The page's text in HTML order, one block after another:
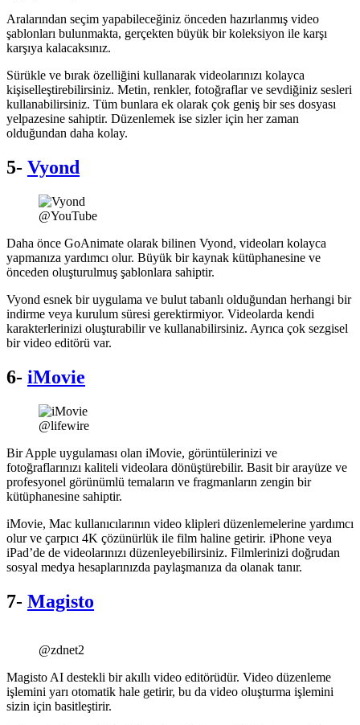
Aralarından seçim yapabileceğiniz önceden hazırlanmış video
şablonları bulunmakta, gerçekten büyük bir koleksiyon ile karşı
karşıya kalacaksınız.
Sürükle ve bırak özelliğini kullanarak videolarınızı kolayca
kişiselleştirebilirsiniz. Metin, renkler, fotoğraflar ve sevdiğiniz sesleri
kullanabilirsiniz. Tüm bunlara ek olarak çok geniş bir ses dosyası
yelpazesine sahiptir. Düzenlemek ise sizler için her zaman
olduğundan daha kolay.
5- Vyond
@YouTube
Daha önce GoAnimate olarak bilinen Vyond, videoları kolayca
yapmanıza yardımcı olur. Büyük bir kaynak kütüphanesine ve
önceden oluşturulmuş şablonlara sahiptir.
Vyond esnek bir uygulama ve bulut tabanlı olduğundan herhangi bir
indirme veya kurulum süresi gerektirmiyor. Videolarda kendi
karakterlerinizi oluşturabilir ve kullanabilirsiniz. Ayrıca çok sezgisel
bir video editörü var.
6- iMovie
@lifewire
Bir Apple uygulaması olan iMovie, görüntülerinizi ve
fotoğraflarınızı kaliteli videolara dönüştürebilir. Basit bir arayüze ve
profesyonel görünümlü temaların ve fragmanların zengin bir
kütüphanesine sahiptir.
iMovie, Mac kullanıcılarının video klipleri düzenlemelerine yardımcı
olur ve çarpıcı 4K çözünürlük ile film haline getirir. iPhone veya
iPad’de de videolarınızı düzenleyebilirsiniz. Filmlerinizi doğrudan
sosyal medya hesaplarınızda paylaşmanıza da olanak tanır.
7- Magisto
@zdnet2
Magisto AI destekli bir akıllı video editörüdür. Video düzenleme
işlemini yarı otomatik hale getirir, bu da video oluşturma işlemini
sizin için basitleştirir.